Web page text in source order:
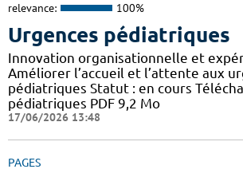
relevance: 100%
Urgences pédiatriques
Innovation organisationnelle et
Améliorer l’accueil et l’attente aux
pédiatriques Statut : en cours
pédiatriques PDF 9,2 Mo
17/06/2026 13:48
PAGES